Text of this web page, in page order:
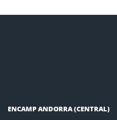
ENCAMP ANDORRA (CENTRAL)